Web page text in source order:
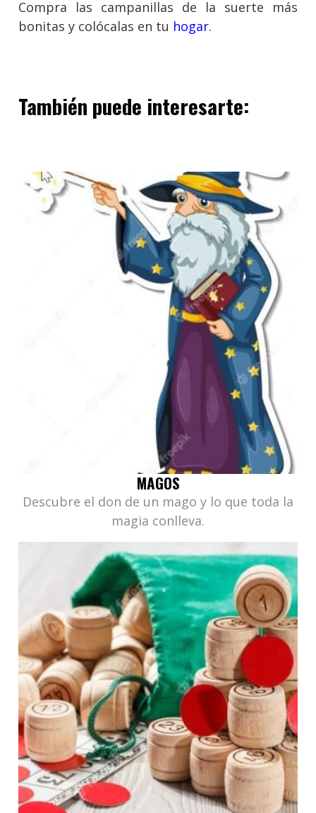
Compra las campanillas de la suerte más
bonitas y colócalas en tu hogar.
También puede interesarte:
MAGOS
Descubre el don de un mago y lo que toda la
magia conlleva.